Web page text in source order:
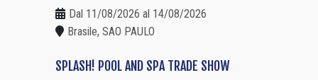
Dal 11/08/2026 al 14/08/2026
Brasile, SAO PAULO
SPLASH! POOL AND SPA TRADE SHOW